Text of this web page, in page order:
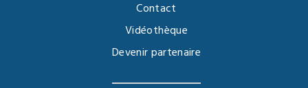
Contact
Vidéothèque
Devenir partenaire